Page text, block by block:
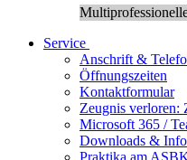
Service
Anschrift &
Öffnungszeiten
Kontaktformular
Zeugnis verloren:
Microsoft 365 /
Downloads & Info
Praktika am